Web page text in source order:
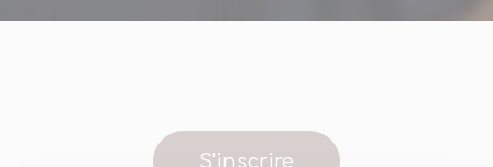
S'inscrire